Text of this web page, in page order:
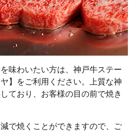
味わいたい方は、神戸牛ステー
】をご利用ください。上質な神
ており、お客様の目の前で焼き
で焼くことができますので、ご